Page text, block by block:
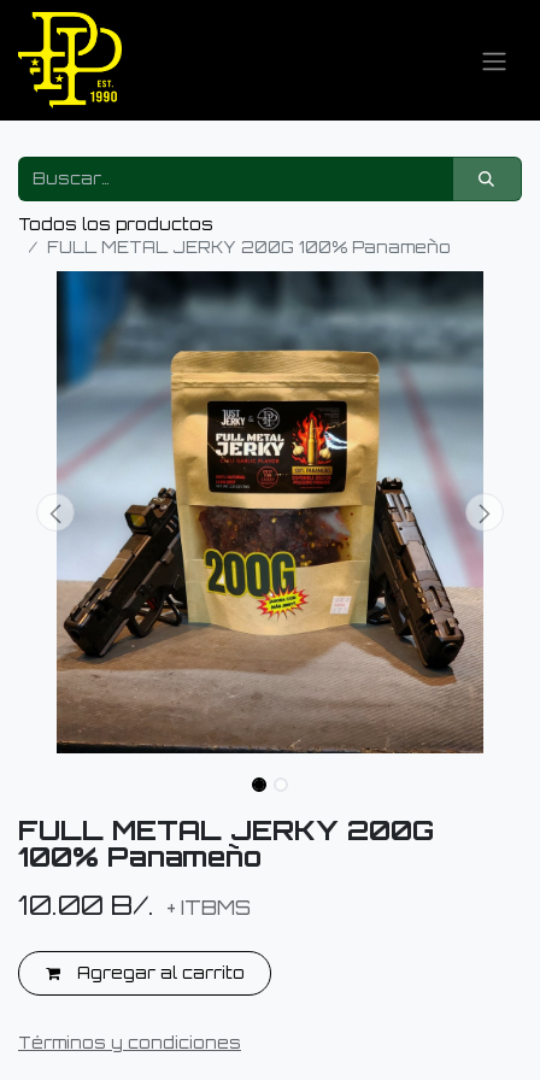
Todos los productos
FULL METAL JERKY 200G 100% Panameño
FULL METAL JERKY 200G
100% Panameño
10.00 B/. + ITBMS
Agregar al carrito
Términos y condiciones